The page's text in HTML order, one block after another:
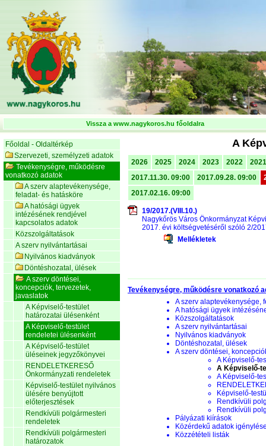
Vissza a www.nagykoros.hu főoldalra
Főoldal - Oldaltérkép
Szervezeti, személyzeti adatok
Tevékenységre, működésre
vonatkozó adatok
A szerv alaptevékenysége,
feladat- és hatásköre
A hatósági ügyek
intézésének rendjével
kapcsolatos adatok
Közszolgáltatások
A szerv nyilvántartásai
Nyilvános kiadványok
Döntéshozatal, ülések
A szerv döntései,
koncepciók, tervezetek,
javaslatok
A Képviselő-testület
határozatai ülésenként
A Képviselő-testület
rendeletei ülésenként
A Képviselő-testület
üléseinek jegyzőkönyvei
RENDELETKERESŐ
Önkormányzati rendeletek
Képviselő-testület nyilvános
ülésére benyújtott
előterjesztések
Rendkívüli polgármesteri
rendeletek
Rendkívüli polgármesteri
határozatok
A
2026 2025 2024 2023 2022
2021
2017.11.30. 09:00
2017.09.28. 09:00
2017.02.16. 09:00
19/2017.(VIII.10.)
Nagykőrös Város Önkormányzat
2017. évi költségvetéséről szóló 2/
Mellékletek
Tevékenységre, működésre vonatkozó
A szerv alaptevékenysége,
A hatósági ügyek
Közszolgáltatások
A szerv nyilvántartásai
Nyilvános kiadványok
Döntéshozatal, ülések
A szerv döntései,
A Képviselő-
A Képviselő-
A Képviselő-
Képviselő-
Rendkívüli
Rendkívüli
Pályázati kiírások
Közérdekű adatok
Közzétételi listák